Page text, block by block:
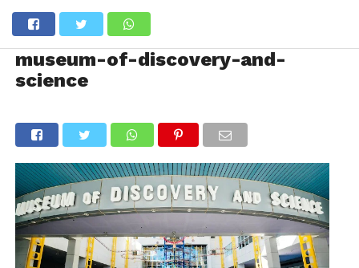
museum-of-discovery-and-
science